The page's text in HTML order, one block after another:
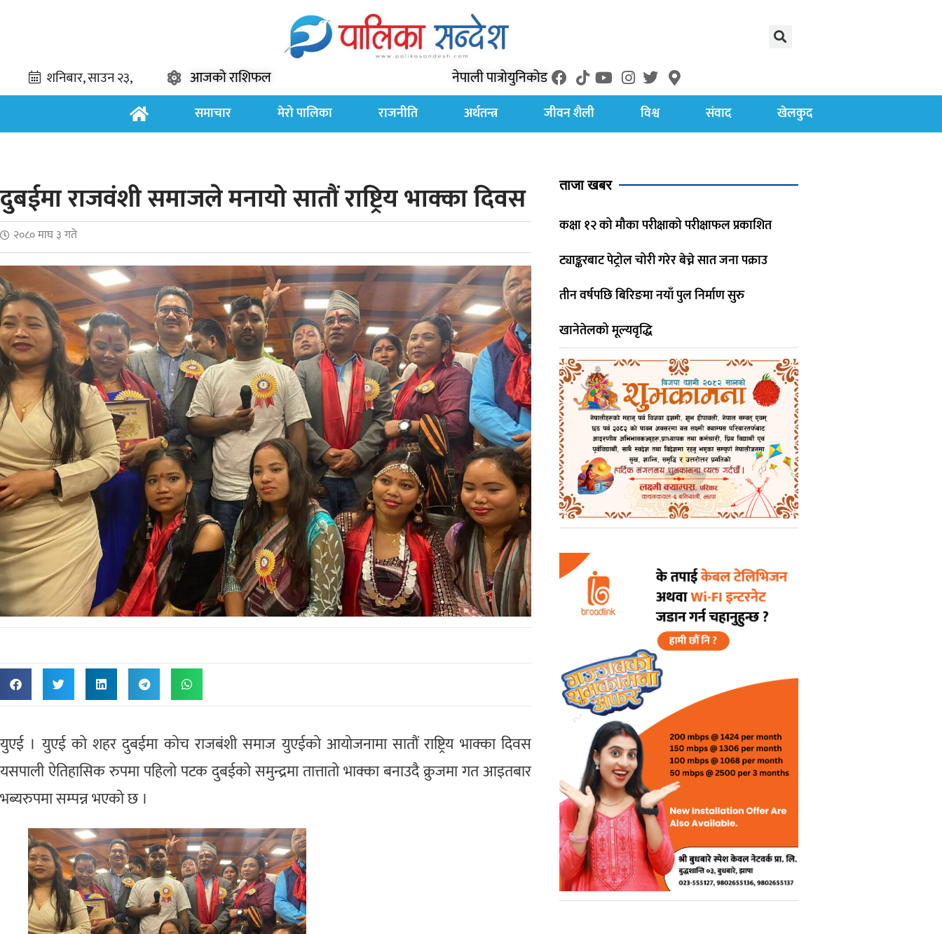
आजको राशिफल नेपाली पात्रोयुनिकोड
समाचार मेरो पालिका राजनीति अर्थतन्त्र जीवन शैली विश्व संवाद खेलकुद
दुबईमा राजवंशी समाजले मनायो सातौं राष्ट्रिय भाक्का दिवस
२०८० माघ ३ गते
युएई । युएई को शहर दुबईमा कोच राजबंशी समाज युएईको आयोजनामा सातौं राष्ट्रिय भाक्का दिवस
यसपाली ऐतिहासिक रुपमा पहिलो पटक दुबईको समुन्द्रमा तात्तातो भाक्का बनाउदै क्रुजमा गत आइतबार
भब्यरुपमा सम्पन्न भएको छ ।
ताजा खबर
कक्षा १२ को मौका परीक्षाको परीक्षाफल प्रकाशित
ट्याङ्करबाट पेट्रोल चोरी गरेर बेच्ने सात जना पक्राउ
तीन वर्षपछि बिरिङमा नयाँ पुल निर्माण सुरु
खानेतेलको मूल्यवृद्धि